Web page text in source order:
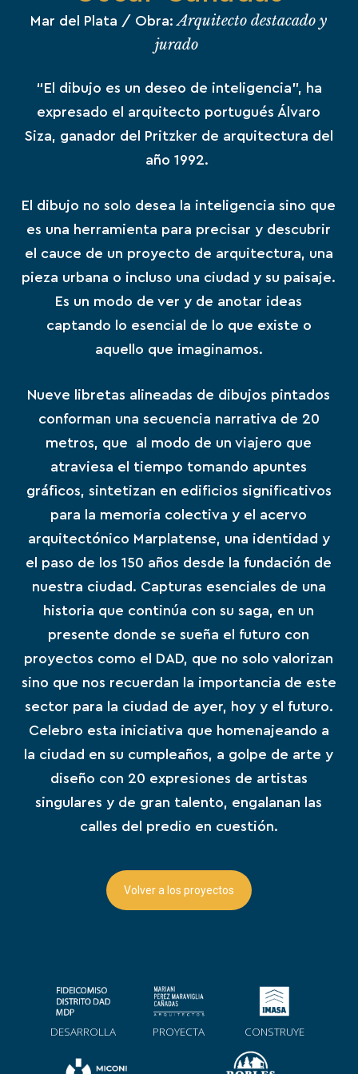
Mar del Plata / Obra:Arquitecto destacado y
jurado
“El dibujo es un deseo de inteligencia”, ha
expresado el arquitecto portugués Álvaro
Siza, ganador del Pritzker de arquitectura del
año 1992.
El dibujo no solo desea la inteligencia sino que
es una herramienta para precisar y descubrir
el cauce de un proyecto de arquitectura, una
pieza urbana o incluso una ciudad y su paisaje.
Es un modo de ver y de anotar ideas
captando lo esencial de lo que existe o
aquello que imaginamos.
Nueve libretas alineadas de dibujos pintados
conforman una secuencia narrativa de 20
metros, que al modo de un viajero que
atraviesa el tiempo tomando apuntes
gráficos, sintetizan en edificios significativos
para la memoria colectiva y el acervo
arquitectónico Marplatense, una identidad y
el paso de los 150 años desde la fundación de
nuestra ciudad. Capturas esenciales de una
historia que continúa con su saga, en un
presente donde se sueña el futuro con
proyectos como el DAD, que no solo valorizan
sino que nos recuerdan la importancia de este
sector para la ciudad de ayer, hoy y el futuro.
Celebro esta iniciativa que homenajeando a
la ciudad en su cumpleaños, a golpe de arte y
diseño con 20 expresiones de artistas
singulares y de gran talento, engalanan las
calles del predio en cuestión.
Volver a los proyectos
DESARROLLA PROYECTA CONSTRUYE